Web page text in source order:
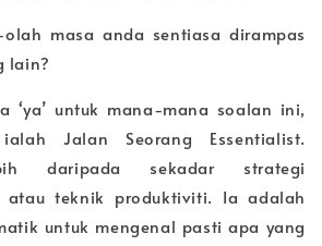
masa anda sentiasa dirampas
lain?
‘ya’ untuk mana-mana soalan ini,
Jalan Seorang Essentialist.
daripada sekadar strategi
atau teknik produktiviti. Ia adalah
untuk mengenal pasti apa yang